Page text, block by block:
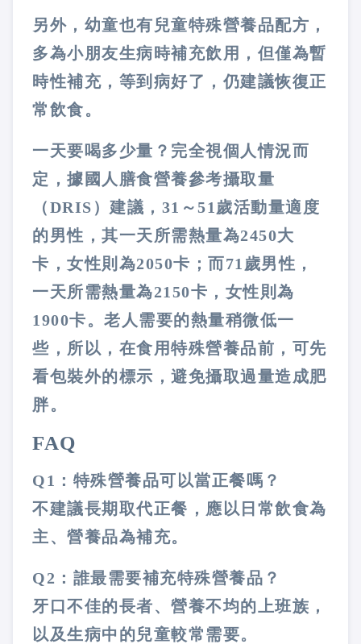
另外，幼童也有兒童特殊營養品配方，
多為小朋友生病時補充飲用，但僅為暫
時性補充，等到病好了，仍建議恢復正
常飲食。
一天要喝多少量？完全視個人情況而
定，據國人膳食營養參考攝取量
（DRIS ）建議， 31 ～51 歲活動量適度
的男性，其一天所需熱量為2450大
卡，女性則為2050卡；而71 歲男性，
一天所需熱量為2150卡，女性則為
1900卡。老人需要的熱量稍微低一
些，所以，在食用特殊營養品前，可先
看包裝外的標示，避免攝取過量造成肥
胖。
FAQ
Q1：特殊營養品可以當正餐嗎？
不建議長期取代正餐，應以日常飲食為
主、營養品為補充。
Q2：誰最需要補充特殊營養品？
牙口不佳的長者、營養不均的上班族，
以及生病中的兒童較常需要。